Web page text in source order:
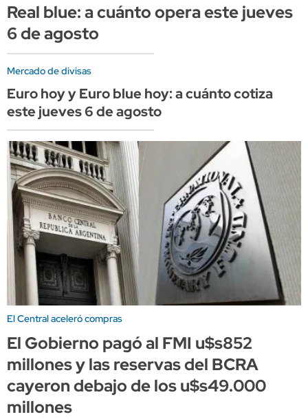
Real blue: a cuánto opera este jueves
6 de agosto
Mercado de divisas
Euro hoy y Euro blue hoy: a cuánto cotiza
este jueves 6 de agosto
El Central aceleró compras
El Gobierno pagó al FMI u$s852
millones y las reservas del BCRA
cayeron debajo de los u$s49.000
millones